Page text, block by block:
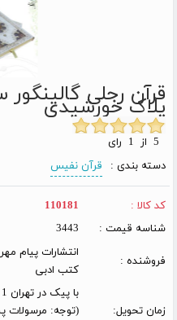
قرآن رحلی
پلاک خورشیدی
دسته بندی :
قرآن نفیس
کد کالا :
110181
شناسه قیمت :
3443
فروشنده :
انتشارات پیام
کتب ادبی
زمان تحویل:
(توجه: مرسولات